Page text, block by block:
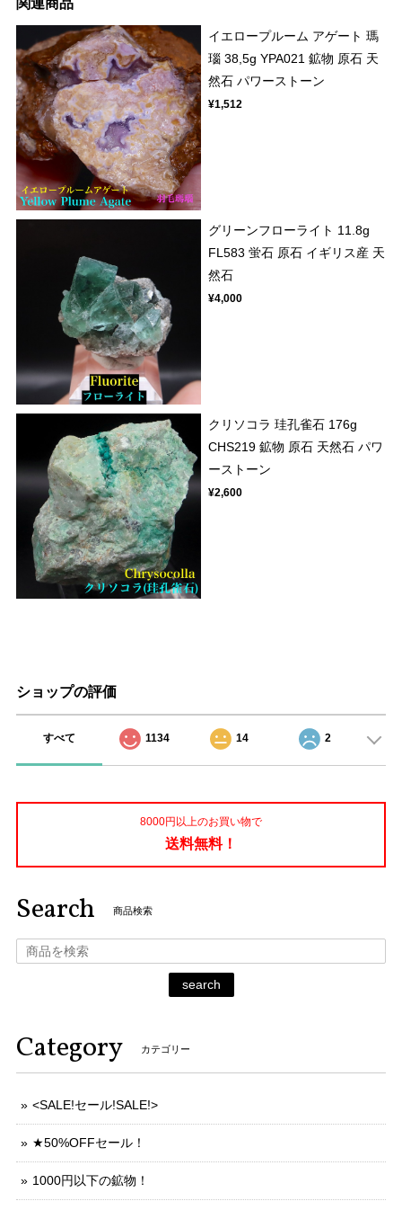
関連商品
イエロープルーム アゲート 瑪
瑙 38,5g YPA021 鉱物 原石 天
然石 パワーストーン
¥1,512
グリーンフローライト 11.8g
FL583 蛍石 原石 イギリス産 天
然石
¥4,000
クリソコラ 珪孔雀石 176g
CHS219 鉱物 原石 天然石 パワ
ーストーン
¥2,600
ショップの評価
すべて 1134 14 2
8000円以上のお買い物で
送料無料！
Search 商品検索
search
Category カテゴリー
<SALE!セール!SALE!>
★50%OFFセール！
1000円以下の鉱物！